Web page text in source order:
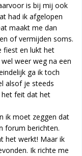
is bij mij ook
had ik afgelopen
maakt me dan
of vermijden soms.
fiest en lukt het
weer weg na een
ga ik toch
alsof je steeds
feit dat het
ik moet zeggen dat
forum berichten.
het werkt! Maar ik
Ik richte me